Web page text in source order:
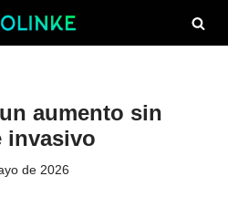
aumento sin
invasivo
de 2026